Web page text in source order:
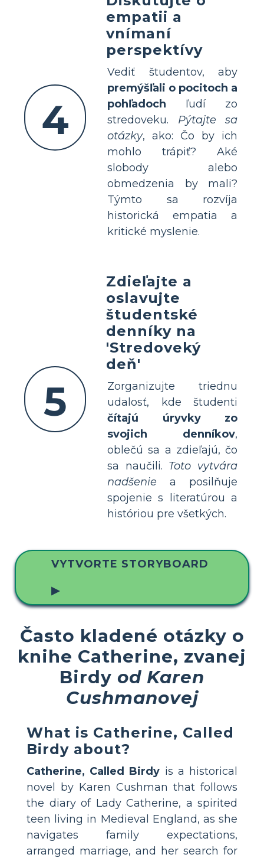
4
empatii a
vnímaní
perspektívy
Vediť študentov, aby
premýšľali o pocitoch a
pohľadoch ľudí zo
stredoveku. Pýtajte sa
otázky, ako: Čo by ich
mohlo trápiť? Aké
slobody alebo
obmedzenia by mali?
Týmto sa rozvíja
historická empatia a
kritické myslenie.
5
Zdieľajte a
oslavujte
študentské
denníky na
'Stredoveký
deň'
Zorganizujte triednu
udalosť, kde študenti
čítajú úryvky zo
svojich denníkov,
oblečú sa a zdieľajú, čo
sa naučili. Toto vytvára
nadšenie a posilňuje
spojenie s literatúrou a
históriou pre všetkých.
VYTVORTE STORYBOARD
▶
Často kladené otázky o
knihe Catherine, zvanej
Birdy od Karen
Cushmanovej
What is Catherine, Called
Birdy about?
Catherine, Called Birdy is a historical
novel by Karen Cushman that follows
the diary of Lady Catherine, a spirited
teen living in Medieval England, as she
navigates family expectations,
arranged marriage, and her search for